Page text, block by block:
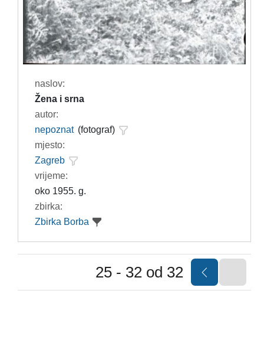
naslov:
Žena i srna
autor:
nepoznat (fotograf)
mjesto:
Zagreb
vrijeme:
oko 1955. g.
zbirka:
Zbirka Borba
25 - 32 od 32